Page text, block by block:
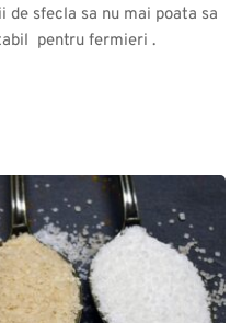
sfecla sa nu mai poata sa
pentru fermieri .